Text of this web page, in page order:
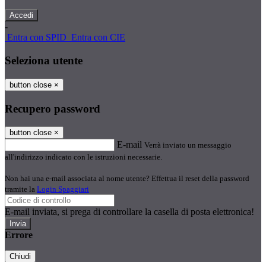
-
Entra con SPID Entra con CIE
Seleziona utente
button close ×
Recupero password
button close ×
E-mail Verrà inviato un messaggio
all'indirizzo indicato con le istruzioni necessarie.
Non hai una e-mail associata al nome utente? Effettua il reset della password
tramite la Login Spaggiari
E-mail inviata, si prega di controllare la casella di posta elettronica!
Errore
Chiudi